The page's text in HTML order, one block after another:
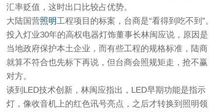
汇率贬值，这时出口比较占优势。
大陆国营照明工程项目的标案，台商是“看得到吃不到”。
投入灯业30年的高权电器灯饰董事长林闽应说，原因是
当地政府保护本土企业，而有些工程的规格标准，陆商
就算不符合也先标下再说，但台商会照规矩走，抢不赢
对方。
谈到LED技术创新，林闽应指出，LED早期功能是指示
灯，像收音机上的红色讯号亮点，之后才转换到照明领